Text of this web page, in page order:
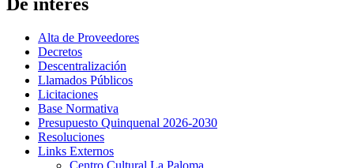
De interés
Alta de Proveedores
Decretos
Descentralización
Llamados Públicos
Licitaciones
Base Normativa
Presupuesto Quinquenal 2026-2030
Resoluciones
Links Externos